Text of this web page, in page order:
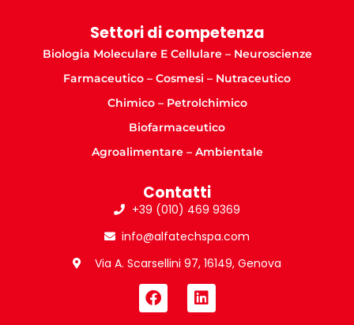
Settori di competenza
Biologia Moleculare E Cellulare – Neuroscienze
Farmaceutico – Cosmesi – Nutraceutico
Chimico – Petrolchimico
Biofarmaceutico
Agroalimentare – Ambientale
Contatti
+39 (010) 469 9369
info@alfatechspa.com
Via A. Scarsellini 97, 16149, Genova